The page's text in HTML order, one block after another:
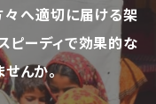
へ適切に届ける架
ピーディで効果的な
んか。